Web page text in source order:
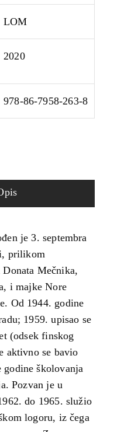
LOM
2020
978‑86‑7958‑263‑8
je 3. septembra
prilikom
Mečnika,
i majke Nore
Od 1944. godine
1959. upisao se
(odsek finskog
aktivno se bavio
godine školovanja
Pozvan je u
do 1965. služio
logoru, iz čega